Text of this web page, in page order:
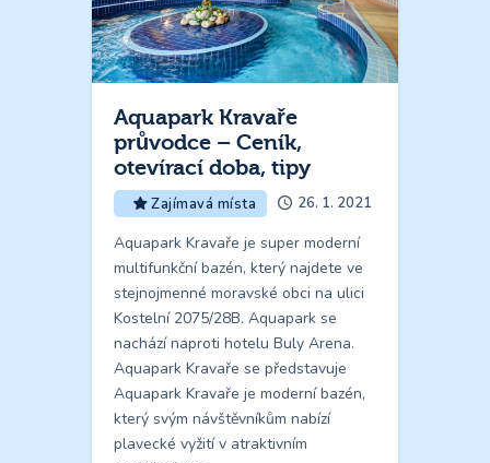
Aquapark Kravaře
průvodce – Ceník,
otevírací doba, tipy
Zajímavá místa 26. 1. 2021
Aquapark Kravaře je super moderní
multifunkční bazén, který najdete ve
stejnojmenné moravské obci na ulici
Kostelní 2075/28B. Aquapark se
nachází naproti hotelu Buly Arena.
Aquapark Kravaře se představuje
Aquapark Kravaře je moderní bazén,
který svým návštěvníkům nabízí
plavecké vyžití v atraktivním